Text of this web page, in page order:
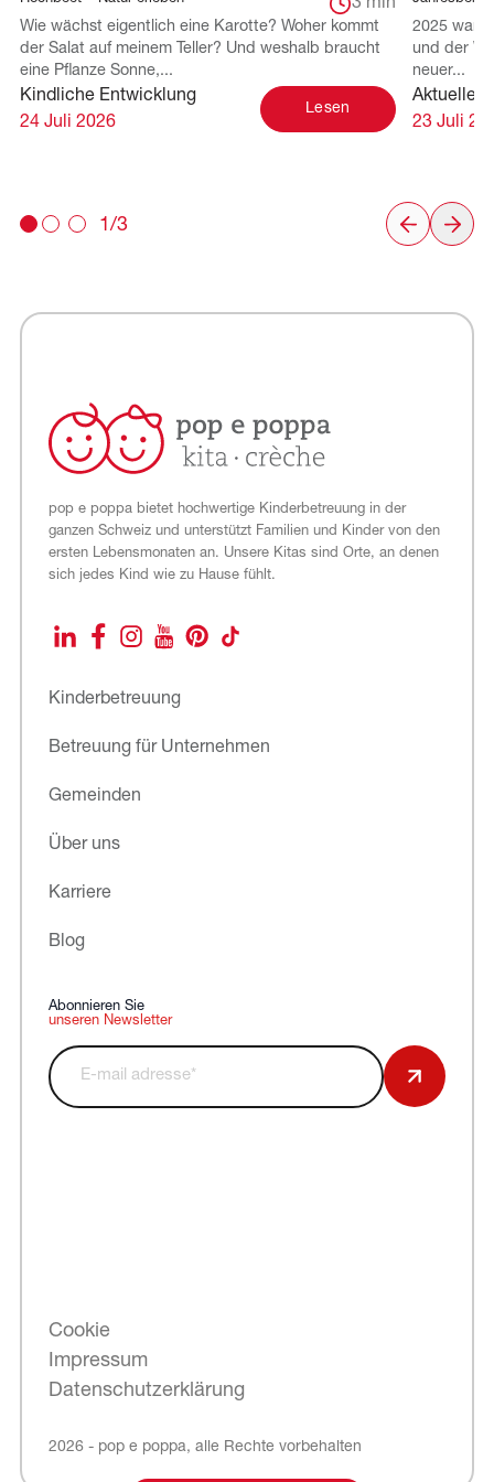
Wie wächst eigentlich eine Karotte? Woher kommt
der Salat auf meinem Teller? Und weshalb braucht
eine Pflanze Sonne,...
Kindliche Entwicklung
24 Juli 2026
Lesen
2025 war
und der
neuer...
Aktuelles
23 Juli
1/3
pop e poppa bietet hochwertige Kinderbetreuung in der
ganzen Schweiz und unterstützt Familien und Kinder von den
ersten Lebensmonaten an. Unsere Kitas sind Orte, an denen
sich jedes Kind wie zu Hause fühlt.
LinkedInFacebookInstagram
YouTubePinterestTikTok
Kinderbetreuung
Betreuung für Unternehmen
Gemeinden
Über uns
Karriere
Blog
Abonnieren Sie
unseren Newsletter
Cookie
Impressum
Datenschutzerklärung
2026 - pop e poppa, alle Rechte vorbehalten